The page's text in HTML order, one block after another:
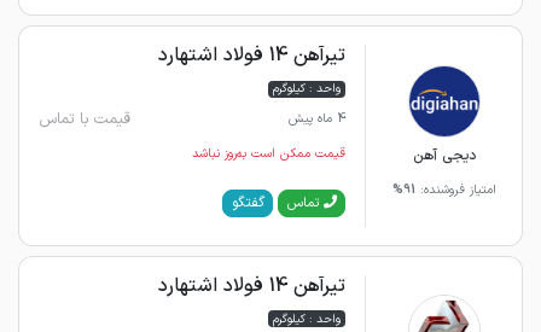
دیجی آهن
امتیاز فروشنده: 91%
تیرآهن 14 فولاد اشتهارد
واحد : کیلوگرم
4 ماه پیش
قیمت با تماس
قیمت ممکن است به‌روز نباشد
تماس گفتگو
تیرآهن 14 فولاد اشتهارد
واحد : کیلوگرم